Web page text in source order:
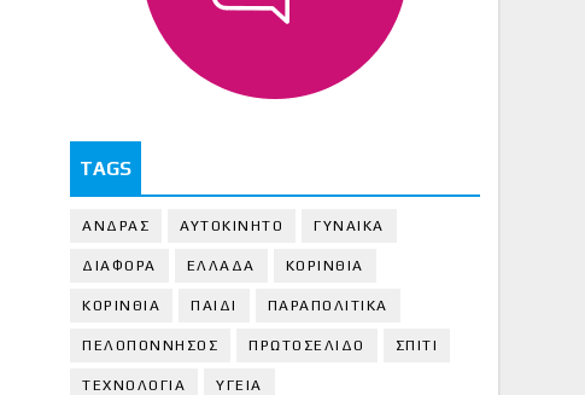
TAGS
ΑΝΔΡΑΣ ΑΥΤΟΚΙΝΗΤΟ ΓΥΝΑΙΚΑ
ΔΙΑΦΟΡΑ ΕΛΛΑΔΑ ΚΟΡΙΝΘΙΑ
ΚΟΡΙΝΘΙA ΠΑΙΔΙ ΠΑΡΑΠΟΛΙΤΙΚΑ
ΠΕΛΟΠΟΝΝΗΣΟΣ ΠΡΩΤΟΣΕΛΙΔΟ ΣΠΙΤΙ
ΤΕΧΝΟΛΟΓΙΑ ΥΓΕΙΑ